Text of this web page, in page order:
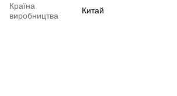
Країна
виробництва
Китай